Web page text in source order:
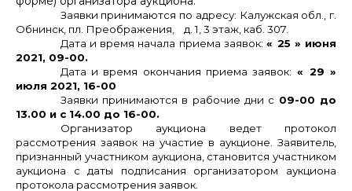
Заявки принимаются по адресу: Калужская обл., г.
Обнинск, пл. Преображения, д. 1, 3 этаж, каб. 307.
Дата и время начала приема заявок:« 25 » июня
2021, 09-00.
Дата и время окончания приема заявок: « 29 »
июля 2021, 16-00
Заявки принимаются в рабочие дни с 09-00 до
13.00 и с 14.00 до 16-00.
Организатор аукциона ведет протокол
рассмотрения заявок на участие в аукционе. Заявитель,
признанный участником аукциона, становится участником
аукциона с даты подписания организатором аукциона
протокола рассмотрения заявок.